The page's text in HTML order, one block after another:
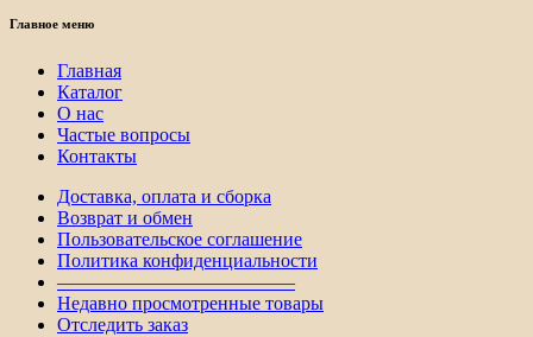
Главное меню
Главная
Каталог
О нас
Частые вопросы
Контакты
Доставка, оплата и сборка
Возврат и обмен
Пользовательское соглашение
Политика конфиденциальности
————————————–
Недавно просмотренные товары
Отследить заказ